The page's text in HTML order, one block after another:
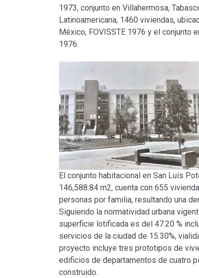
1973, conjunto en Villahermosa,
Latinoamericana, 1460 viviendas,
México, FOVISSTE 1976 y el conjunto
1976.
El conjunto habitacional en San Luís
146,588.84 m2, cuenta con 655
personas por familia, resultando una
Siguiendo la normatividad urbana
superficie lotificada es del 47.20 %
servicios de la ciudad de 15.30%,
proyecto incluye tres prototipos de
edificios de departamentos de cuatro
construido.